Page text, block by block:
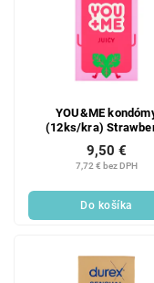
YOU&ME
(12ks/kra)
7,72 € bez DPH
9,50 €
Do košíka